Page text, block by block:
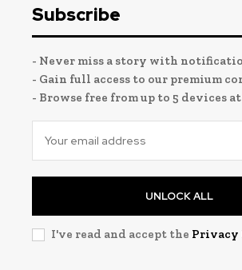
Subscribe
- Never miss a story with
- Gain full access to our premium
- Browse free from up to 5 devices
UNLOCK ALL
I've read and accept the Privacy